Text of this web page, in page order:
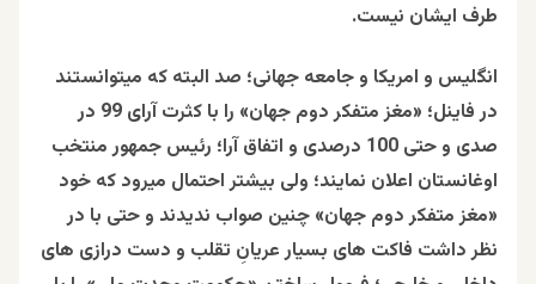
طرف ایشان نیست.
انگلیس و امریکا و جامعه جهانی؛ صد البته که میتوانستند
در فاینل؛ «مغز متفکر دوم جهان» را با کثرت آرای 99 در
صدی و حتی 100 درصدی و اتفاق آرا؛ رئیس جمهور منتخب
اوغانستان اعلان نمایند؛ ولی بیشتر احتمال میرود که خود
«مغز متفکر دوم جهان» چنین صواب ندیدند و حتی با در
نظر داشت فاکت های بسیار عریانِ تقلب و دست درازی های